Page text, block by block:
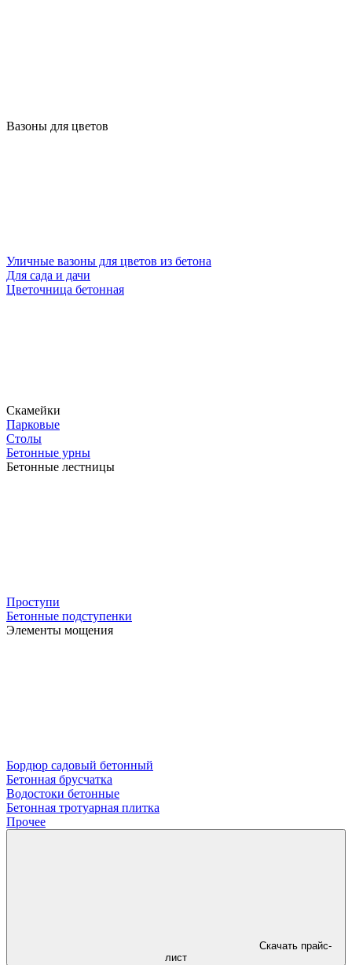
Вазоны для цветов
Уличные вазоны для цветов из бетона
Для сада и дачи
Цветочница бетонная
Скамейки
Парковые
Столы
Бетонные урны
Бетонные лестницы
Проступи
Бетонные подступенки
Элементы мощения
Бордюр садовый бетонный
Бетонная брусчатка
Водостоки бетонные
Бетонная тротуарная плитка
Прочее
Скачать прайс-
лист